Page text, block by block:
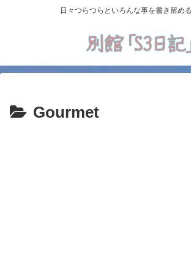
日々つらつらといろんな事を書き留め
Gourmet